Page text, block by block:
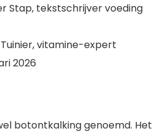
Stap, tekstschrijver voeding
Tuinier, vitamine-expert
2026
botontkalking genoemd. Het